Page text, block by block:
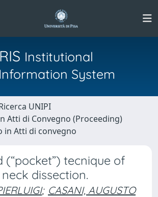
Institutional
System
UNIPI
Atti di Convegno (Proceeding)
in Atti di convegno
(“pocket”) tecnique of
dissection.
; CASANI, AUGUSTO